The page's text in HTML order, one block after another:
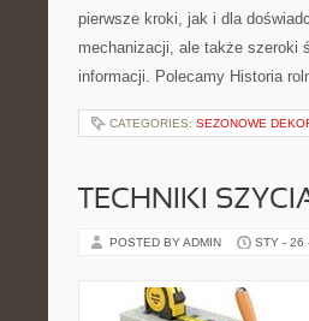
pierwsze kroki, jak i dla
mechanizacji, ale także szeroki
informacji. Polecamy Historia
CATEGORIES: SEZONOWE
TECHNIKI
POSTED BY ADMIN STY - 26